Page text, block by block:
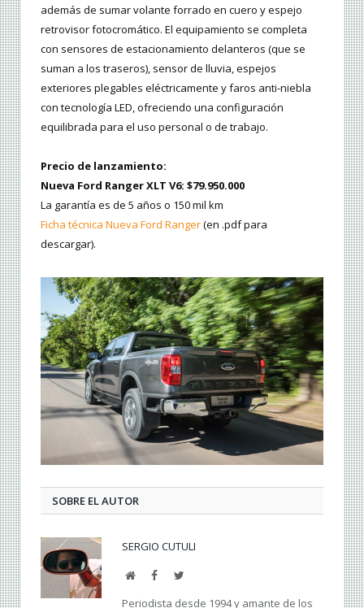
además de sumar volante forrado en cuero y espejo
retrovisor fotocromático. El equipamiento se completa
con sensores de estacionamiento delanteros (que se
suman a los traseros), sensor de lluvia, espejos
exteriores plegables eléctricamente y faros anti-niebla
con tecnología LED, ofreciendo una configuración
equilibrada para el uso personal o de trabajo.
Precio de lanzamiento:
Nueva Ford Ranger XLT V6: $79.950.000
La garantía es de 5 años o 150 mil km
Ficha técnica Nueva Ford Ranger(en .pdf para
descargar).
SOBRE EL AUTOR
SERGIO CUTULI
Web FacebookTwitter
Periodista desde 1994 y amante de los